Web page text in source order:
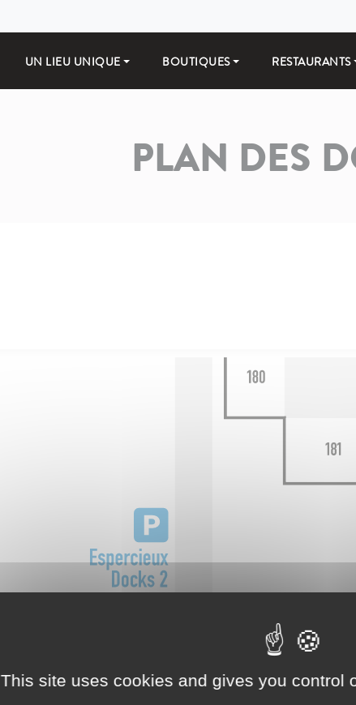
UN LIEU UNIQUE BOUTIQUES RESTAURANTS
PLAN DES
This site uses cookies and gives you control